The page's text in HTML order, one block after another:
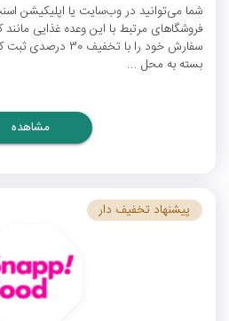
شما می‌توانید در وب‌سایت یا اپلیکیشن
فروشگاهای مرتبط با این وعده غذایی
سفارش خود را با
بسته به محل ...
مشاهده
پیشنهاد تخفیف دار